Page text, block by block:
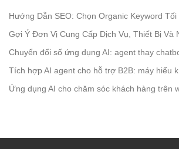
Hướng Dẫn SEO: Chọn Organic Keyword
Gợi Ý Đơn Vị Cung Cấp Dịch Vụ, Thiết Bị Và
Chuyển đổi số ứng dụng AI: agent thay
Tích hợp AI agent cho hỗ trợ B2B: máy hiểu
Ứng dụng AI cho chăm sóc khách hàng trên